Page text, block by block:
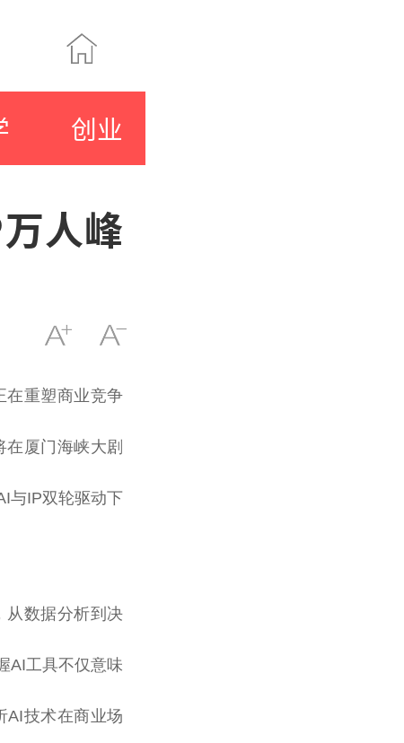
创业
人峰
在重塑商业竞争
厦门海峡大剧
与IP双轮驱动下
从数据分析到决
AI工具不仅意味
AI技术在商业场